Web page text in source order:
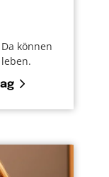
können